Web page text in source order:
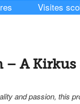
Visites
– A Kirkus
and passion, this